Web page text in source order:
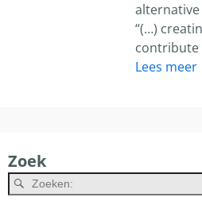
“(…)
contribute
Lees
Zoek